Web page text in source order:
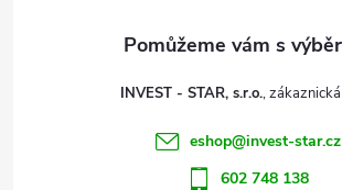
INVEST - STAR, s.r.o.
eshop@invest-star.cz
602 748 138